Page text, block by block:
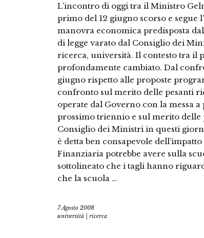
L’incontro di oggi tra il Ministro
primo del 12 giugno scorso e segue
manovra economica predisposta
di legge varato dal Consiglio dei
ricerca, università. Il contesto tra il
profondamente cambiato. Dal
giugno rispetto alle proposte
confronto sul merito delle pesanti
operate dal Governo con la messa
prossimo triennio e sul merito delle
Consiglio dei Ministri in questi
è detta ben consapevole
Finanziaria potrebbe avere sulla
sottolineato che i tagli hanno
che la scuola …
7 Agosto 2008
università | ricerca